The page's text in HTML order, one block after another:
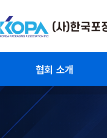
텐
츠
협회 소개